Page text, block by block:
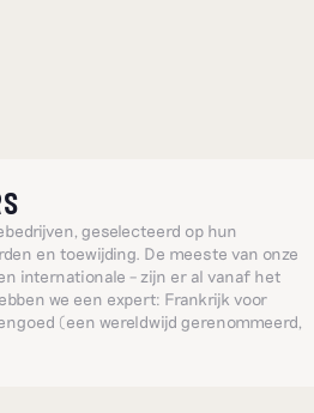
geselecteerd op hun
en toewijding. De meeste van onze
internationale – zijn er al vanaf het
we een expert: Frankrijk voor
(een wereldwijd gerenommeerd,